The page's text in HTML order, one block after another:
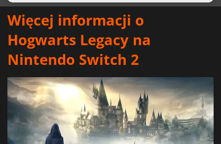
OPROGRAMOWANIE
REWARDS
SPRZĘT KOMPUTEROWY
ZALOGUJ SIĘ LUB ZAREJESTRUJ
Więcej informacji o
Hogwarts Legacy na
Nintendo Switch 2